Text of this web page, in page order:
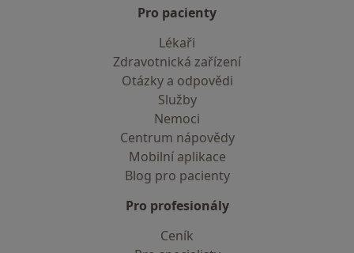
Pro pacienty
Lékaři
Zdravotnická zařízení
Otázky a odpovědi
Služby
Nemoci
Centrum nápovědy
Mobilní aplikace
Blog pro pacienty
Pro profesionály
Ceník